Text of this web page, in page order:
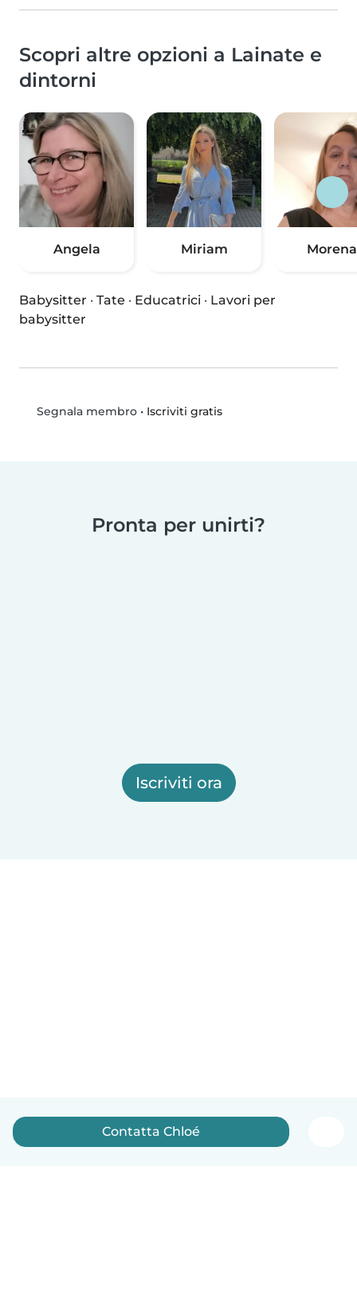
Scopri altre opzioni a Lainate e
dintorni
Angela Miriam Morena
Babysitter · Tate · Educatrici · Lavori per
babysitter
Segnala membro• Iscriviti gratis
Pronta per unirti?
Iscriviti ora
Contatta Chloé